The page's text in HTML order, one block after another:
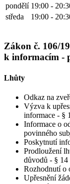
pondělí 19:00 -
středa
19:00 -
Zákon č. 106/
k informacím -
Lhůty
Odkaz na
Výzva k
informace - §
Informace o
povinného
Poskytnutí
Prodloužení
důvodů - § 14
Rozhodnutí o
Upřesnění